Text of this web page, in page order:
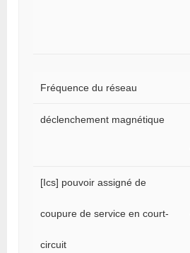
Fréquence du réseau
déclenchement magnétique
[Ics] pouvoir assigné de
coupure de service en court-
circuit